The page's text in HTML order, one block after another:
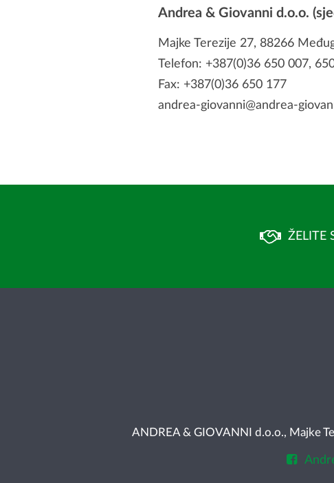
Andrea & Giovanni d.o.o.
Majke Terezije 27, 88266
Telefon: +387(0)36 650 007,
Fax: +387(0)36 650 177
andrea-giovanni@andrea-
ŽELITE
ANDREA & GIOVANNI d.o.o., Majke